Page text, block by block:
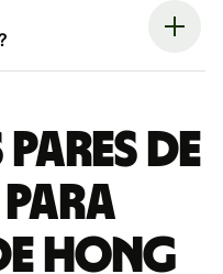
de
para
Hong